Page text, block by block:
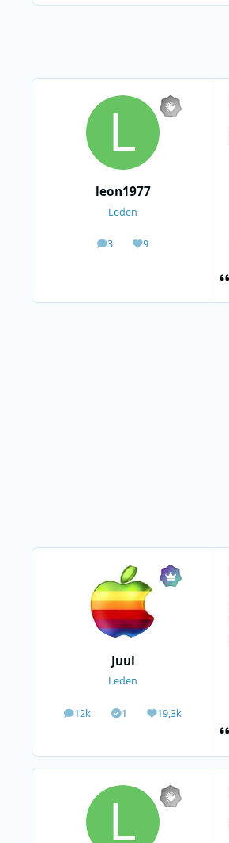
leon1977
Leden
3
berichten
9
Waardering
Juul
Leden
12k
berichten1
Solutions19,3k
Waardering